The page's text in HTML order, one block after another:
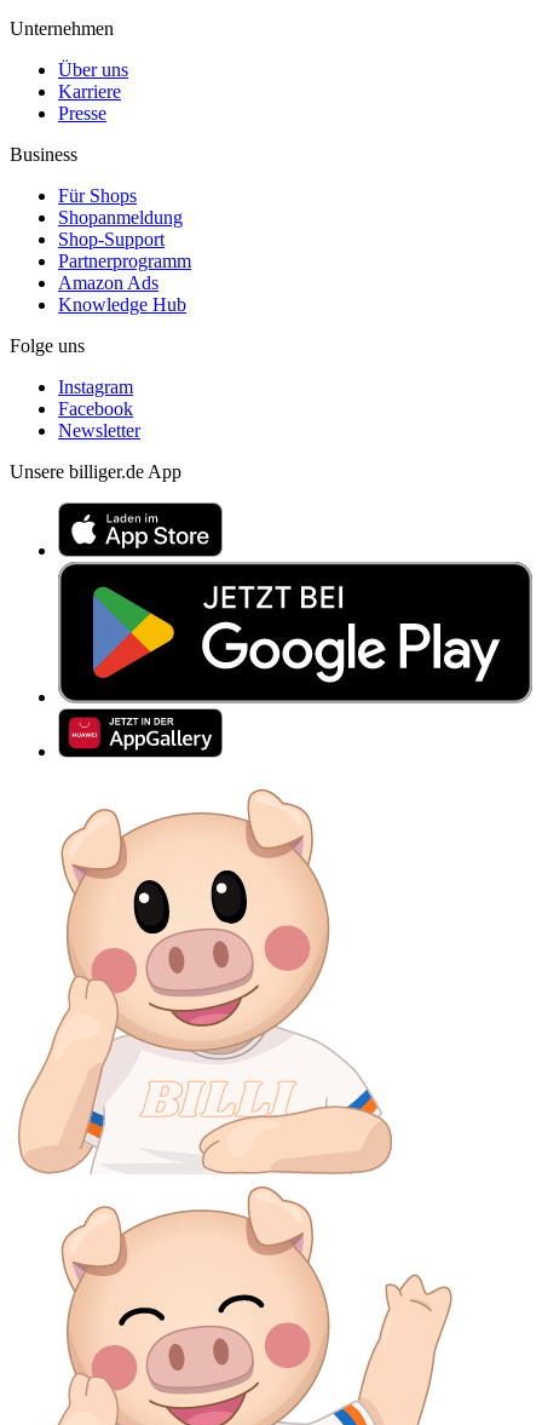
Unternehmen
Über uns
Karriere
Presse
Business
Für Shops
Shopanmeldung
Shop-Support
Partnerprogramm
Amazon Ads
Knowledge Hub
Folge uns
Instagram
Facebook
Newsletter
Unsere billiger.de App